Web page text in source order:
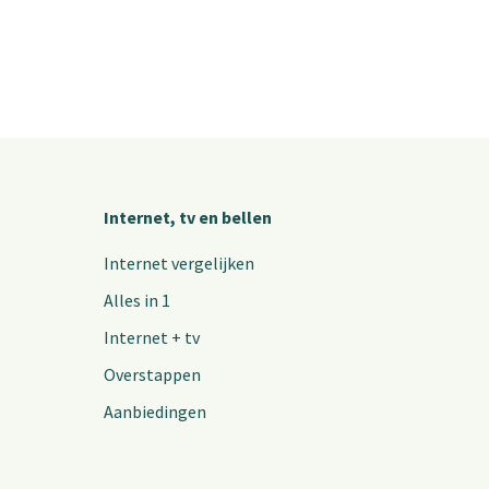
Internet, tv en bellen
Internet vergelijken
Alles in 1
Internet + tv
Overstappen
Aanbiedingen